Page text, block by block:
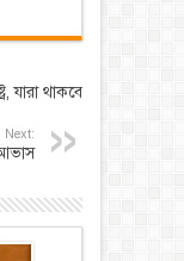
যারা থাকবে
Next: